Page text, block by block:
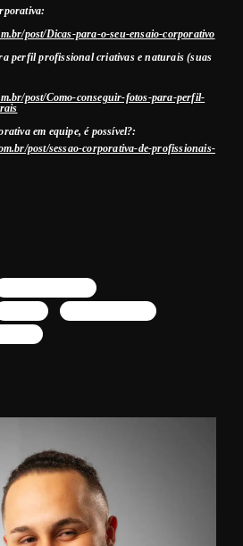
post/Dicas-para-o-seu-ensaio-corporativo
perfil profissional criativas e naturais (suas
post/Como-conseguir-fotos-para-perfil-
em equipe, é possível?:
post/sessao-corporativa-de-profissionais-